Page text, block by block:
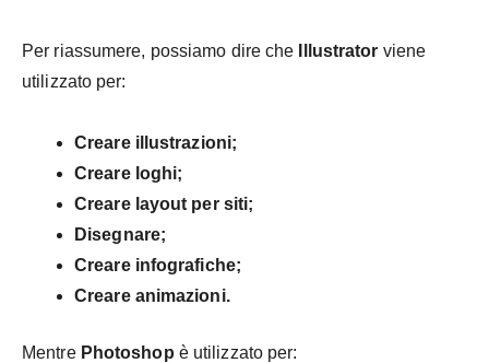
Per riassumere, possiamo dire che Illustrator viene
utilizzato per:
Creare illustrazioni;
Creare loghi;
Creare layout per siti;
Disegnare;
Creare infografiche;
Creare animazioni.
Mentre Photoshop è utilizzato per: